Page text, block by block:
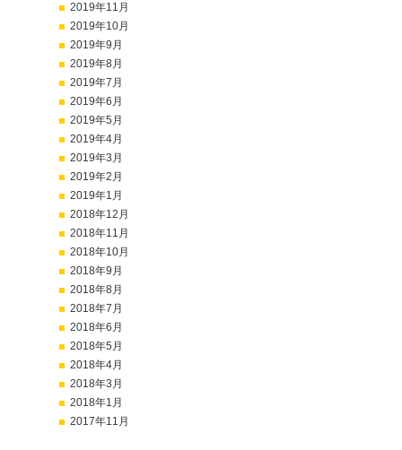
2019年11月
2019年10月
2019年9月
2019年8月
2019年7月
2019年6月
2019年5月
2019年4月
2019年3月
2019年2月
2019年1月
2018年12月
2018年11月
2018年10月
2018年9月
2018年8月
2018年7月
2018年6月
2018年5月
2018年4月
2018年3月
2018年1月
2017年11月